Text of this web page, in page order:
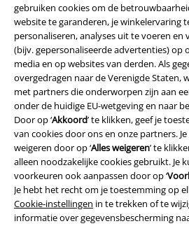
gebruiken cookies om de
website te garanderen, je winkelervaring
personaliseren, analyses uit te voeren
(bijv. gepersonaliseerde advertenties) op
media en op websites van derden. Als
overgedragen naar de Verenigde Staten,
met partners die onderworpen zijn aan
onder de huidige EU-wetgeving en naar
Door op ‘Akkoord’ te klikken, geef je
van cookies door ons en onze partners.
weigeren door op ‘Alles weigeren’ te
alleen noodzakelijke cookies gebruikt. Je
voorkeuren ook aanpassen door op ‘
Je hebt het recht om je toestemming op
Cookie-instellingen in te trekken of te
informatie over gegevensbescherming
Legal
Algemene Voorwaarden